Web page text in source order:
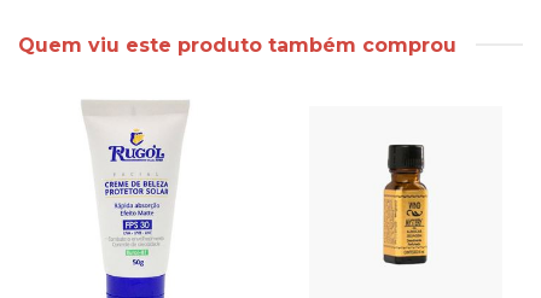
Quem viu este produto também comprou